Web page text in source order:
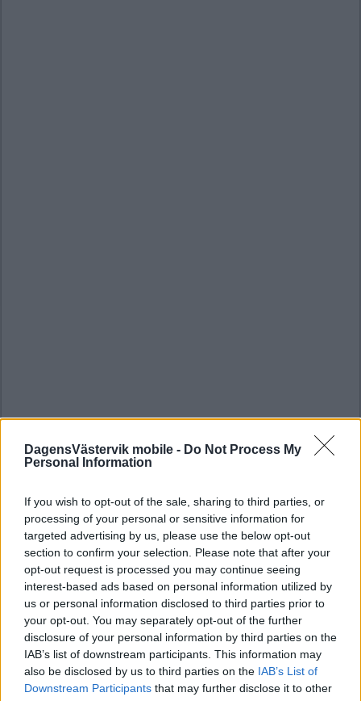
DagensVästervik mobile - Do Not Process My
Personal Information
If you wish to opt-out of the sale, sharing to third parties, or
processing of your personal or sensitive information for
targeted advertising by us, please use the below opt-out
section to confirm your selection. Please note that after your
opt-out request is processed you may continue seeing
interest-based ads based on personal information utilized by
us or personal information disclosed to third parties prior to
your opt-out. You may separately opt-out of the further
disclosure of your personal information by third parties on the
IAB’s list of downstream participants. This information may
also be disclosed by us to third parties on the IAB’s List of
Downstream Participants that may further disclose it to other